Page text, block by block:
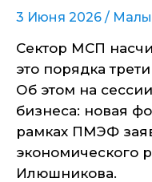
3 Июня 2026 /
Сектор МСП
это порядка
Об этом на
бизнеса: новая
рамках ПМЭФ
экономического
Илюшникова.